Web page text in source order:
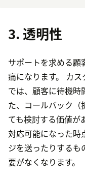
3. 透明性
サポートを求める顧
痛になります。 カ
では、顧客に待機時
た、コールバック（
ても検討する価値が
対応可能になった時
ジを送ったりするも
要がなくなります。